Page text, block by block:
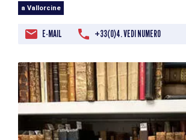
a Vallorcine
E-MAIL +33(0)4. VEDI NUMERO